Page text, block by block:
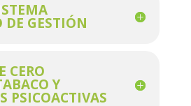
DE GESTIÓN
CERO
Y
PSICOACTIVAS